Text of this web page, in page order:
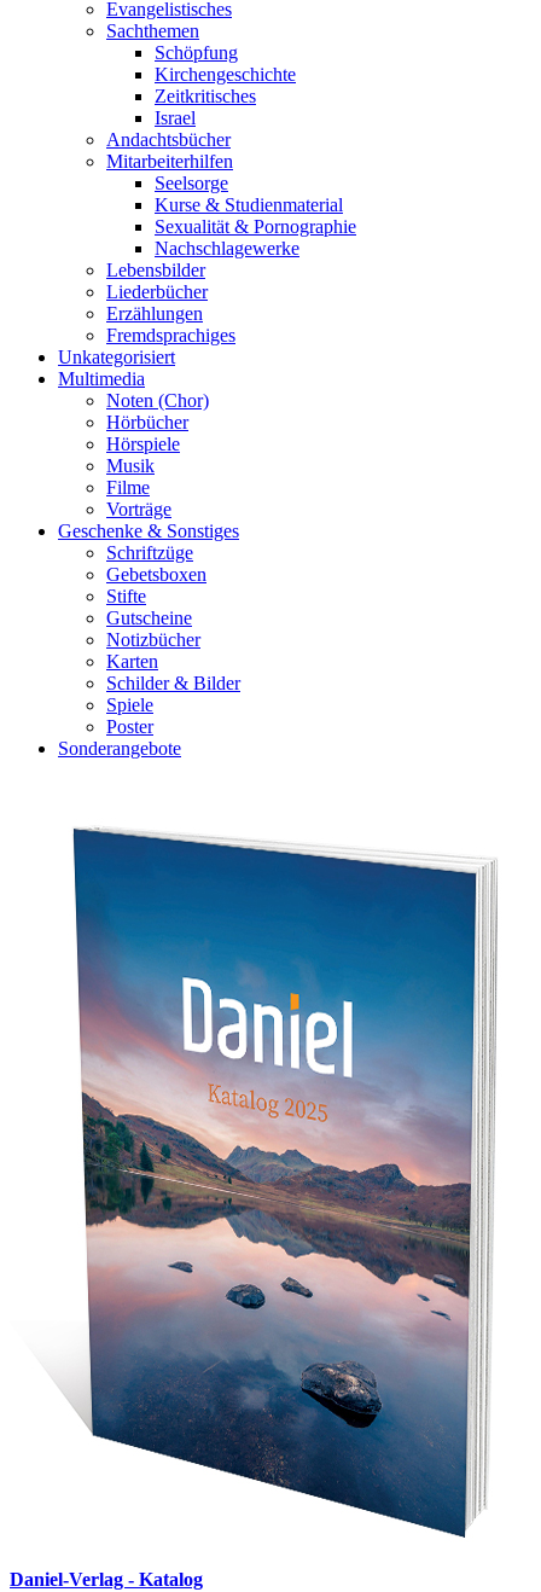
Evangelistisches
Sachthemen
Schöpfung
Kirchengeschichte
Zeitkritisches
Israel
Andachtsbücher
Mitarbeiterhilfen
Seelsorge
Kurse & Studienmaterial
Sexualität & Pornographie
Nachschlagewerke
Lebensbilder
Liederbücher
Erzählungen
Fremdsprachiges
Unkategorisiert
Multimedia
Noten (Chor)
Hörbücher
Hörspiele
Musik
Filme
Vorträge
Geschenke & Sonstiges
Schriftzüge
Gebetsboxen
Stifte
Gutscheine
Notizbücher
Karten
Schilder & Bilder
Spiele
Poster
Sonderangebote
Daniel-Verlag - Katalog